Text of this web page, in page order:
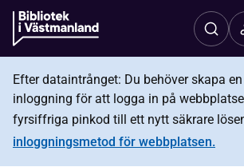
Efter dataintrånget: Du behöver skapa
inloggning för att logga in på
fyrsiffriga pinkod till ett nytt säkrare
inloggningsmetod för webbplatsen.